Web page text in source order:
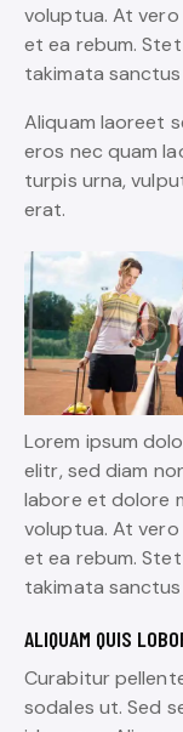
voluptua. At
et ea rebum.
takimata
Aliquam laoreet
eros nec quam
turpis urna,
erat.
Lorem ipsum
elitr, sed diam
labore et dolore
voluptua. At
et ea rebum.
takimata
ALIQUAM QUIS
Curabitur
sodales ut. Sed